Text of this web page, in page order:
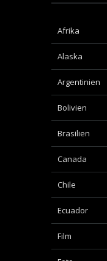
Afrika
Alaska
Argentinien
Bolivien
Brasilien
Canada
Chile
Ecuador
Film